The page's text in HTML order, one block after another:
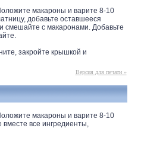
макароны и варите 8-10
добавьте оставшееся
смешайте с макаронами. Добавьте
закройте крышкой и
Версия для печати »
макароны и варите 8-10
вместе все ингредиенты,